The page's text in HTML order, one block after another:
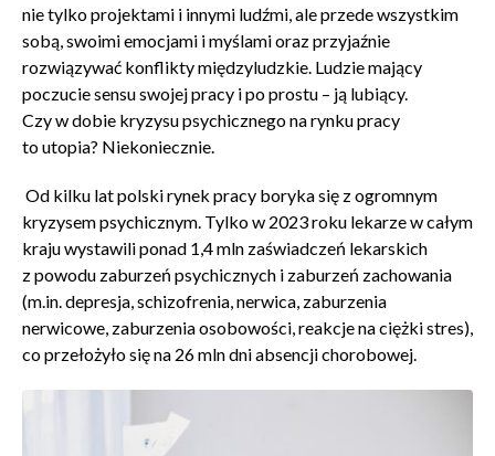
nie tylko projektami i innymi ludźmi, ale przede wszystkim
sobą, swoimi emocjami i myślami oraz przyjaźnie
rozwiązywać konflikty międzyludzkie. Ludzie mający
poczucie sensu swojej pracy i po prostu – ją lubiący.
Czy w dobie kryzysu psychicznego na rynku pracy
to utopia? Niekoniecznie.
Od kilku lat polski rynek pracy boryka się z ogromnym
kryzysem psychicznym. Tylko w 2023 roku lekarze w całym
kraju wystawili ponad 1,4 mln zaświadczeń lekarskich
z powodu zaburzeń psychicznych i zaburzeń zachowania
(m.in. depresja, schizofrenia, nerwica, zaburzenia
nerwicowe, zaburzenia osobowości, reakcje na ciężki stres),
co przełożyło się na 26 mln dni absencji chorobowej.